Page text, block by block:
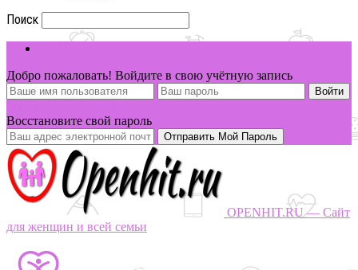
Поиск
Добро пожаловать! Войдите в свою учётную запись
Восстановите свой пароль
OPENHIT.RU — Сайт
для женщин и всей семьи